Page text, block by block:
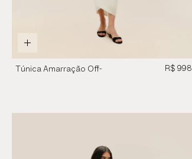
Túnica Amarração Off-
R$ 998